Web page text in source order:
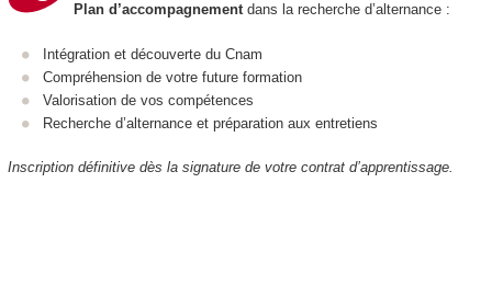
Plan d’accompagnement dans la recherche d’alternance :
Intégration et découverte du Cnam
Compréhension de votre future formation
Valorisation de vos compétences
Recherche d’alternance et préparation aux entretiens
Inscription définitive dès la signature de votre contrat d’apprentissage.